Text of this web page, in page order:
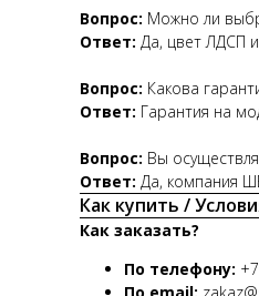
Вопрос: Можно ли
Ответ: Да, цвет ЛДСП
Вопрос: Какова
Ответ: Гарантия на
Вопрос: Вы
Ответ: Да, компания
Как купить /
Как заказать?
По телефону:
По email: